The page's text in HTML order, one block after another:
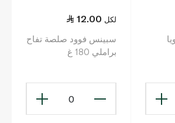
12.00 لكل
سبينس فوود صلصة تفاح
براملي 180 غ
0